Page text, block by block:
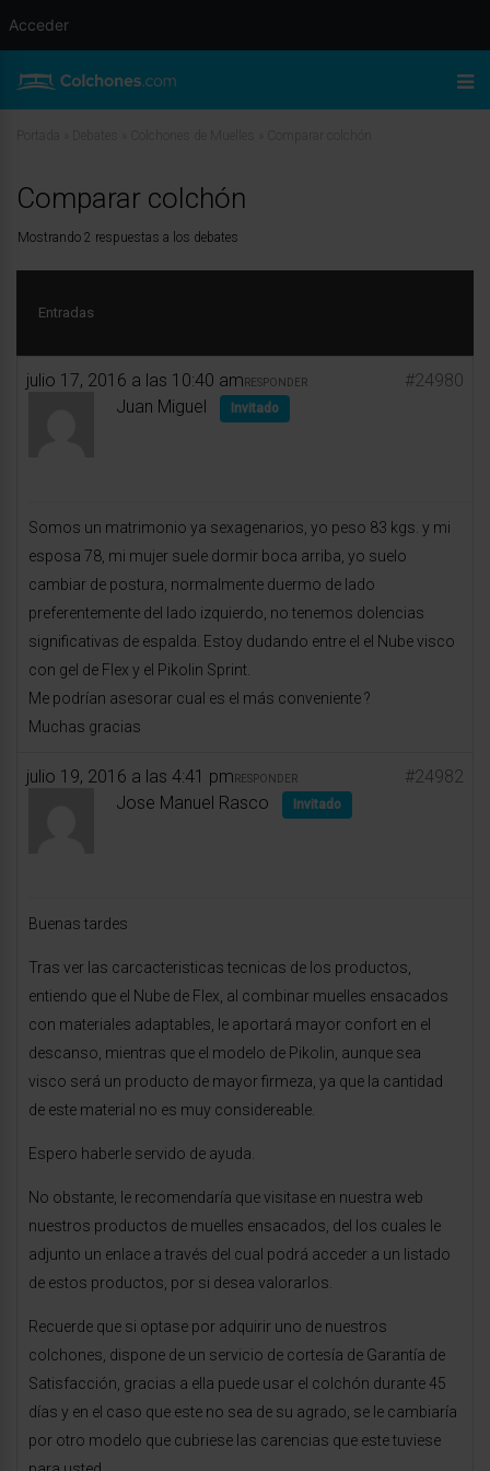
Comparar colchón
Mostrando 2 respuestas a los debates
Entradas
julio 17, 2016 a las 10:40 am #24980
RESPONDER
Juan Miguel Invitado
Somos un matrimonio ya sexagenarios, yo peso 83 kgs. y mi
esposa 78, mi mujer suele dormir boca arriba, yo suelo
cambiar de postura, normalmente duermo de lado
preferentemente del lado izquierdo, no tenemos dolencias
significativas de espalda. Estoy dudando entre el el Nube visco
con gel de Flex y el Pikolin Sprint.
Me podrían asesorar cual es el más conveniente ?
Muchas gracias
julio 19, 2016 a las 4:41 pm #24982
RESPONDER
Jose Manuel Rasco Invitado
Buenas tardes
Tras ver las carcacteristicas tecnicas de los productos,
entiendo que el Nube de Flex, al combinar muelles ensacados
con materiales adaptables, le aportará mayor confort en el
descanso, mientras que el modelo de Pikolin, aunque sea
visco será un producto de mayor firmeza, ya que la cantidad
de este material no es muy considereable.
Espero haberle servido de ayuda.
No obstante, le recomendaría que visitase en nuestra web
nuestros productos de muelles ensacados, del los cuales le
adjunto un enlace a través del cual podrá acceder a un listado
de estos productos, por si desea valorarlos.
Recuerde que si optase por adquirir uno de nuestros
colchones, dispone de un servicio de cortesía de Garantía de
Satisfacción, gracias a ella puede usar el colchón durante 45
días y en el caso que este no sea de su agrado, se le cambiaría
por otro modelo que cubriese las carencias que este tuviese
Acceder